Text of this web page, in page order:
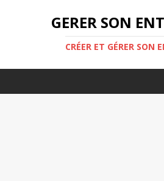
GERER SON
CRÉER ET GÉRER SON